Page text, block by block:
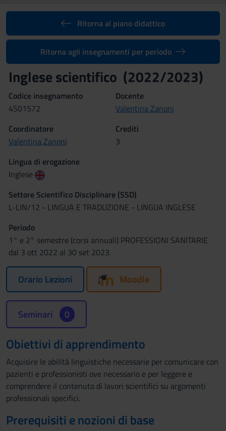
Ritorna al piano didattico
Ritorna agli insegnamenti per periodo
Inglese scientifico (2022/2023)
Codice insegnamento
4S01572
Docente
Valentina Zanoni
Coordinatore
Valentina Zanoni
Crediti
3
Lingua di erogazione
Inglese
Settore Scientifico Disciplinare (SSD)
L-LIN/12 - LINGUA E TRADUZIONE - LINGUA INGLESE
Periodo
1° e 2° semestre (corsi annuali) PROFESSIONI SANITARIE
dal 3 ott 2022 al 30 set 2023.
Orario Lezioni Moodle
Seminari 0
Obiettivi di apprendimento
Acquisire le abilità linguistiche necessarie per comunicare con
pazienti e professionisti ove necessario e per leggere e
comprendere il contenuto di lavori scientifici su argomenti
professionali specifici.
Prerequisiti e nozioni di base